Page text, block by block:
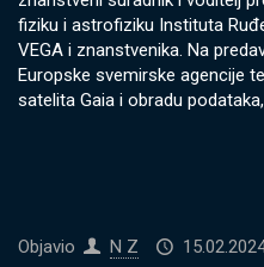
fiziku i astrofiziku Instituta
VEGA i znanstvenika. Na
Europske svemirske agencije
satelita Gaia i obradu
Objavio N Z